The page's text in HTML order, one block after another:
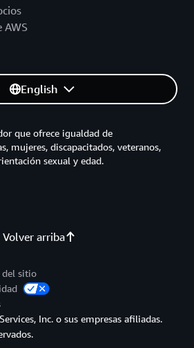
AWS
English
Volver arriba
que ofrece igualdad de
mujeres, discapacitados, veteranos,
sexual y edad.
del sitio
Inc. o sus empresas afiliadas.